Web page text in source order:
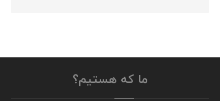
ما که هستیم؟